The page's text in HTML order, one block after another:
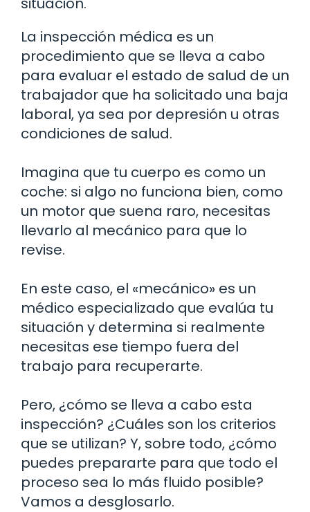
La inspección médica es un
procedimiento que se lleva a cabo
para evaluar el estado de salud de un
trabajador que ha solicitado una baja
laboral, ya sea por depresión u otras
condiciones de salud.
Imagina que tu cuerpo es como un
coche: si algo no funciona bien, como
un motor que suena raro, necesitas
llevarlo al mecánico para que lo
revise.
En este caso, el «mecánico» es un
médico especializado que evalúa tu
situación y determina si realmente
necesitas ese tiempo fuera del
trabajo para recuperarte.
Pero, ¿cómo se lleva a cabo esta
inspección? ¿Cuáles son los criterios
que se utilizan? Y, sobre todo, ¿cómo
puedes prepararte para que todo el
proceso sea lo más fluido posible?
Vamos a desglosarlo.